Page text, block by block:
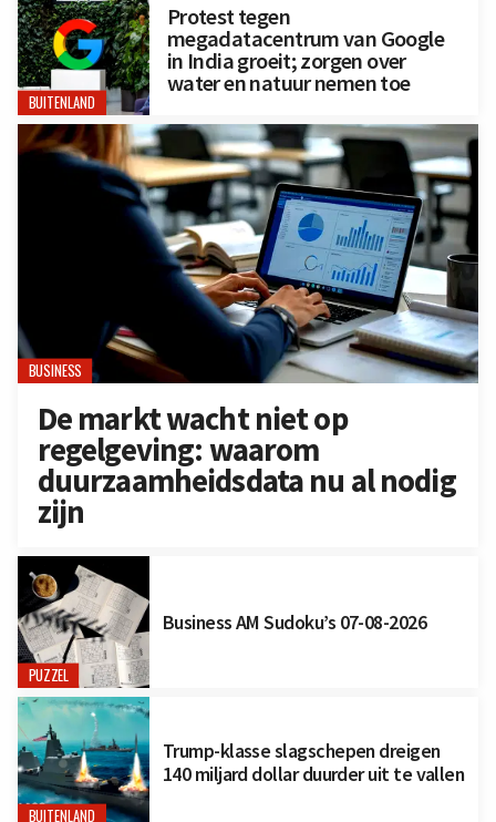
BUITENLAND
Protest tegen
megadatacentrum van Google
in India groeit; zorgen over
water en natuur nemen toe
BUSINESS
De markt wacht niet op
regelgeving: waarom
duurzaamheidsdata nu al nodig
zijn
PUZZEL
Business AM Sudoku’s 07-08-2026
BUITENLAND
Trump-klasse slagschepen dreigen
140 miljard dollar duurder uit te vallen